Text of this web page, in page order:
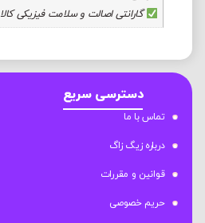
گارانتی اصالت و سلامت فیزیکی کالا
دسترسی سریع
تماس با ما
درباره زیگ زاگ
قوانین و مقررات
حریم خصوصی